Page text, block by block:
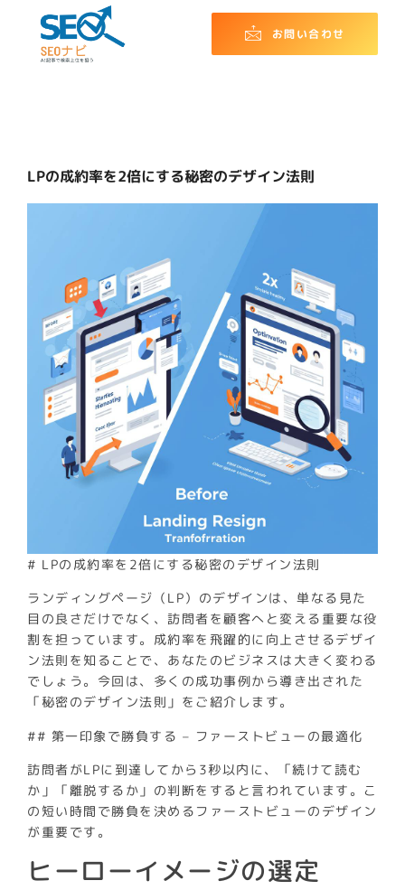
お問い合わせ
LPの成約率を2倍にする秘密のデザイン法則
# LPの成約率を2倍にする秘密のデザイン法則
ランディングページ（LP）のデザインは、単なる見た
目の良さだけでなく、訪問者を顧客へと変える重要な役
割を担っています。成約率を飛躍的に向上させるデザイ
ン法則を知ることで、あなたのビジネスは大きく変わる
でしょう。今回は、多くの成功事例から導き出された
「秘密のデザイン法則」をご紹介します。
## 第一印象で勝負する – ファーストビューの最適化
訪問者がLPに到達してから3秒以内に、「続けて読む
か」「離脱するか」の判断をすると言われています。こ
の短い時間で勝負を決めるファーストビューのデザイン
が重要です。
ヒーローイメージの選定